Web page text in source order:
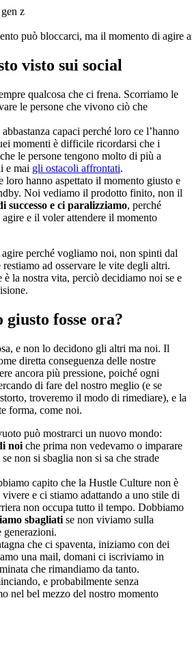
può bloccarci, ma il momento di agire
visto sui social
qualcosa che ci frena. Scorriamo le
le persone che vivono ciò che
capaci perché loro ce l’hanno
momenti è difficile ricordarsi che i
le persone tengono molto di più a
e mai gli ostacoli affrontati.
loro hanno aspettato il momento giusto e
Noi vediamo il prodotto finito, non il
successo e ci paralizziamo, perché
e il voler attendere il momento
perché vogliamo noi, non spinti dal
ad osservare le vite degli altri.
la nostra vita, perciò decidiamo noi se e
fosse ora?
e non lo decidono gli altri ma noi. Il
diretta conseguenza delle nostre
ancora più pressione, poiché ogni
di fare del nostro meglio (e se
troveremo il modo di rimediare), e la
forma, come noi.
può mostrarci un nuovo mondo:
noi che prima non vedevamo o imparare
non si sbaglia non si sa che strade
capito che la Hustle Culture non è
e ci stiamo adattando a uno stile di
non occupa tutto il tempo. Dobbiamo
sbagliati se non viviamo sulla
generazioni.
che ci spaventa, iniziamo con dei
una mail, domani ci iscriviamo in
che rimandiamo da tanto.
e probabilmente senza
nel bel mezzo del nostro momento